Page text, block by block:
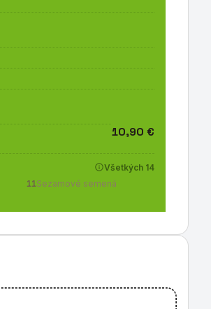
10,90 €
Všetkých 14
11Sezamové semená